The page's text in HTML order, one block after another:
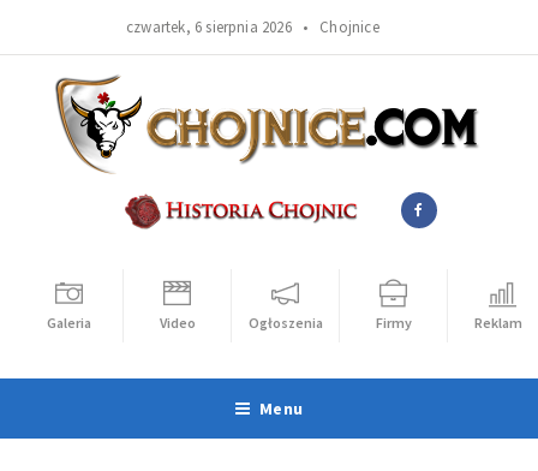
czwartek, 6 sierpnia 2026 • Chojnice
Galeria Video Ogłoszenia Firmy Reklama
Menu